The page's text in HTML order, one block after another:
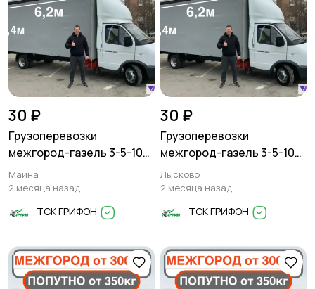
30 ₽
Грузоперевозки
межгород-газель 3-5-10
тонн
Майна
2 месяца назад
ТСК ГРИФОН
30 ₽
Грузоперевозки
межгород-газель 3-5-10
тонн
Лысково
2 месяца назад
ТСК ГРИФОН